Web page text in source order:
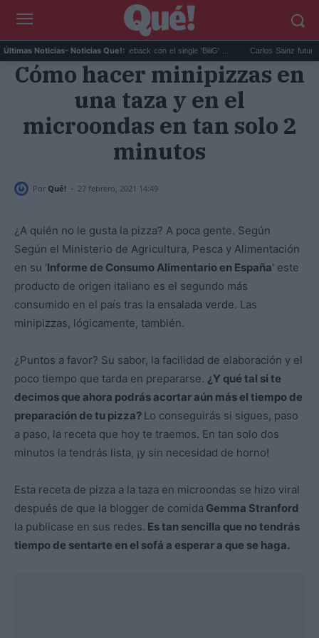
Últimas Noticias- Noticias Que!:
BIGBANG anuncia su comeback con el single 'BiiiG' ... Carlos Sainz futuro en
Cómo hacer minipizzas en
una taza y en el
microondas en tan solo 2
minutos
Por Qué! - 27 febrero, 2021 14:49
¿A quién no le gusta la pizza? A poca gente. Según
Según el Ministerio de Agricultura, Pesca y Alimentación
en su 'Informe de Consumo Alimentario en España' este
producto de origen italiano es el segundo más
consumido en el país tras la ensalada verde. Las
minipizzas, lógicamente, también.
¿Puntos a favor? Su sabor, la facilidad de elaboración y el
poco tiempo que tarda en prepararse. ¿Y qué tal si te
decimos que ahora podrás acortar aún más el tiempo de
preparación de tu pizza? Lo conseguirás si sigues, paso
a paso, la receta que hoy te traemos. En tan solo dos
minutos la tendrás lista, ¡y sin necesidad de horno!
Esta receta de pizza a la taza en microondas se hizo viral
después de que la blogger de comida Gemma Stranford
la publicase en sus redes. Es tan sencilla que no tendrás
tiempo de sentarte en el sofá a esperar a que se haga.